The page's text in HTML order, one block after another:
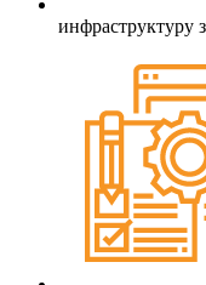
инфраструктуру